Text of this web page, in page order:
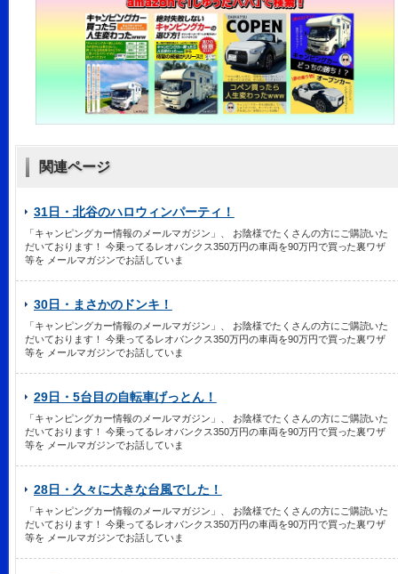
関連ページ
31日・北谷のハロウィンパーティ！
「キャンピングカー情報のメールマガジン」、 お陰様でたくさんの方にご購読いた
だいております！ 今乗ってるレオバンクス350万円の車両を90万円で買った裏ワザ
等を メールマガジンでお話していま
30日・まさかのドンキ！
「キャンピングカー情報のメールマガジン」、 お陰様でたくさんの方にご購読いた
だいております！ 今乗ってるレオバンクス350万円の車両を90万円で買った裏ワザ
等を メールマガジンでお話していま
29日・5台目の自転車げっとん！
「キャンピングカー情報のメールマガジン」、 お陰様でたくさんの方にご購読いた
だいております！ 今乗ってるレオバンクス350万円の車両を90万円で買った裏ワザ
等を メールマガジンでお話していま
28日・久々に大きな台風でした！
「キャンピングカー情報のメールマガジン」、 お陰様でたくさんの方にご購読いた
だいております！ 今乗ってるレオバンクス350万円の車両を90万円で買った裏ワザ
等を メールマガジンでお話していま